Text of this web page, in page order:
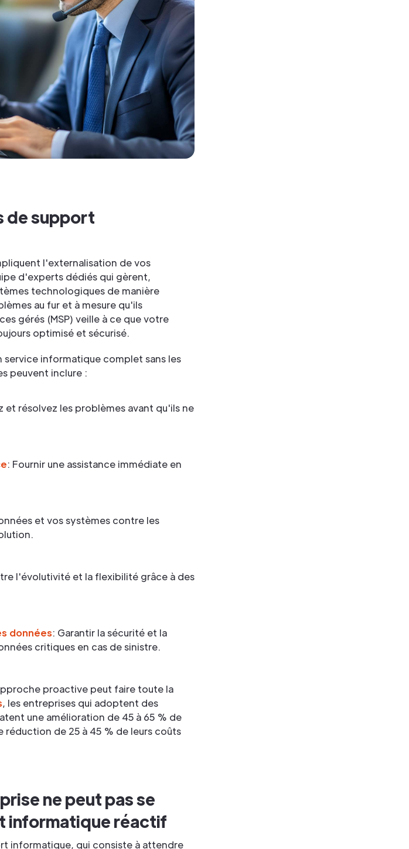
de support
l'externalisation de vos
d'experts dédiés qui gèrent,
technologiques de manière
au fur et à mesure qu'ils
gérés (MSP) veille à ce que votre
optimisé et sécurisé.
informatique complet sans les
peuvent inclure :
et résolvez les problèmes avant qu'ils ne
: Fournir une assistance immédiate en
et vos systèmes contre les
l'évolutivité et la flexibilité grâce à des
données: Garantir la sécurité et la
critiques en cas de sinistre.
proactive peut faire toute la
, les entreprises qui adoptent des
une amélioration de 45 à 65 % de
de 25 à 45 % de leurs coûts
ne peut pas se
informatique réactif
informatique, qui consiste à attendre